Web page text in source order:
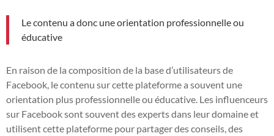
Le contenu a donc une orientation professionnelle ou
éducative
En raison de la composition de la base d’utilisateurs de
Facebook, le contenu sur cette plateforme a souvent une
orientation plus professionnelle ou éducative. Les influenceurs
sur Facebook sont souvent des experts dans leur domaine et
utilisent cette plateforme pour partager des conseils, des